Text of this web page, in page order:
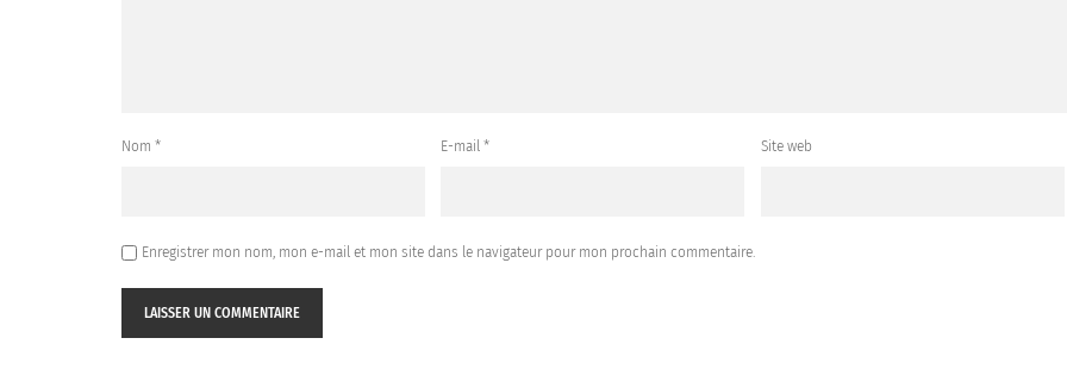
Nom * E-mail* Site web
Enregistrer mon nom, mon e-mail et mon site dans le navigateur pour mon prochain commentaire.